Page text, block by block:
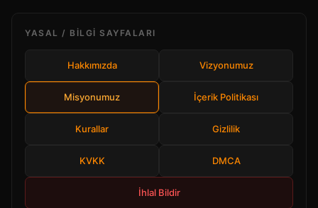
YASAL / BILGI SAYFALARI
Hakkımızda Vizyonumuz
Misyonumuz İçerik Politikası
Kurallar Gizlilik
KVKK DMCA
İhlal Bildir